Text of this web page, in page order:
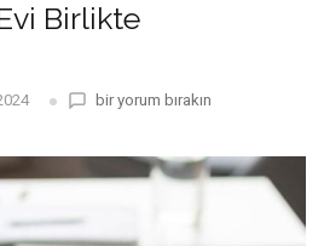
Birlikte
Hayalinizdeki
Tasarlayalım
bir yorum bırakın